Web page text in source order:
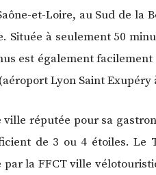
et-Loire, au Sud de la
Située à seulement 50
est également
Lyon Saint Exupéry
ville réputée pour sa
de 3 ou 4 étoiles. Le
par la FFCT ville